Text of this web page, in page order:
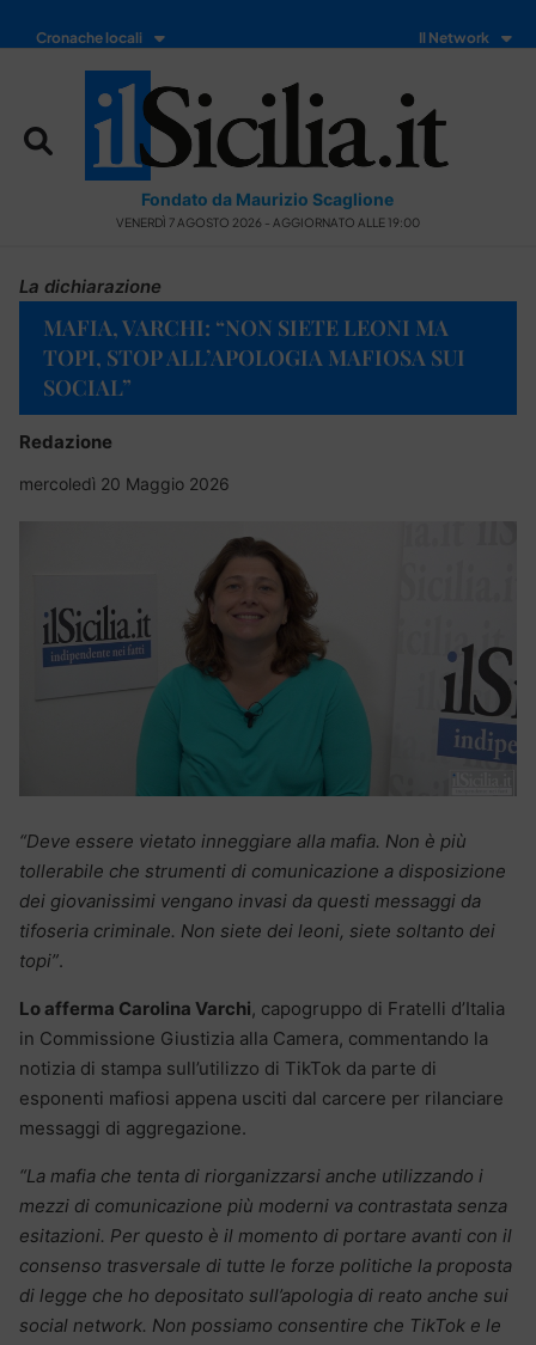
Cronache locali Il Network
Fondato da Maurizio Scaglione
VENERDÌ 7 AGOSTO 2026 - AGGIORNATO ALLE 19:00
La dichiarazione
MAFIA, VARCHI: “NON SIETE LEONI MA
TOPI, STOP ALL’APOLOGIA MAFIOSA SUI
SOCIAL”
Redazione
mercoledì 20 Maggio 2026
“Deve essere vietato inneggiare alla mafia. Non è più
tollerabile che strumenti di comunicazione a disposizione
dei giovanissimi vengano invasi da questi messaggi da
tifoseria criminale. Non siete dei leoni, siete soltanto dei
topi”.
Lo afferma Carolina Varchi, capogruppo di Fratelli d’Italia
in Commissione Giustizia alla Camera, commentando la
notizia di stampa sull’utilizzo di TikTok da parte di
esponenti mafiosi appena usciti dal carcere per rilanciare
messaggi di aggregazione.
“La mafia che tenta di riorganizzarsi anche utilizzando i
mezzi di comunicazione più moderni va contrastata senza
esitazioni. Per questo è il momento di portare avanti con il
consenso trasversale di tutte le forze politiche la proposta
di legge che ho depositato sull’apologia di reato anche sui
social network. Non possiamo consentire che TikTok e le